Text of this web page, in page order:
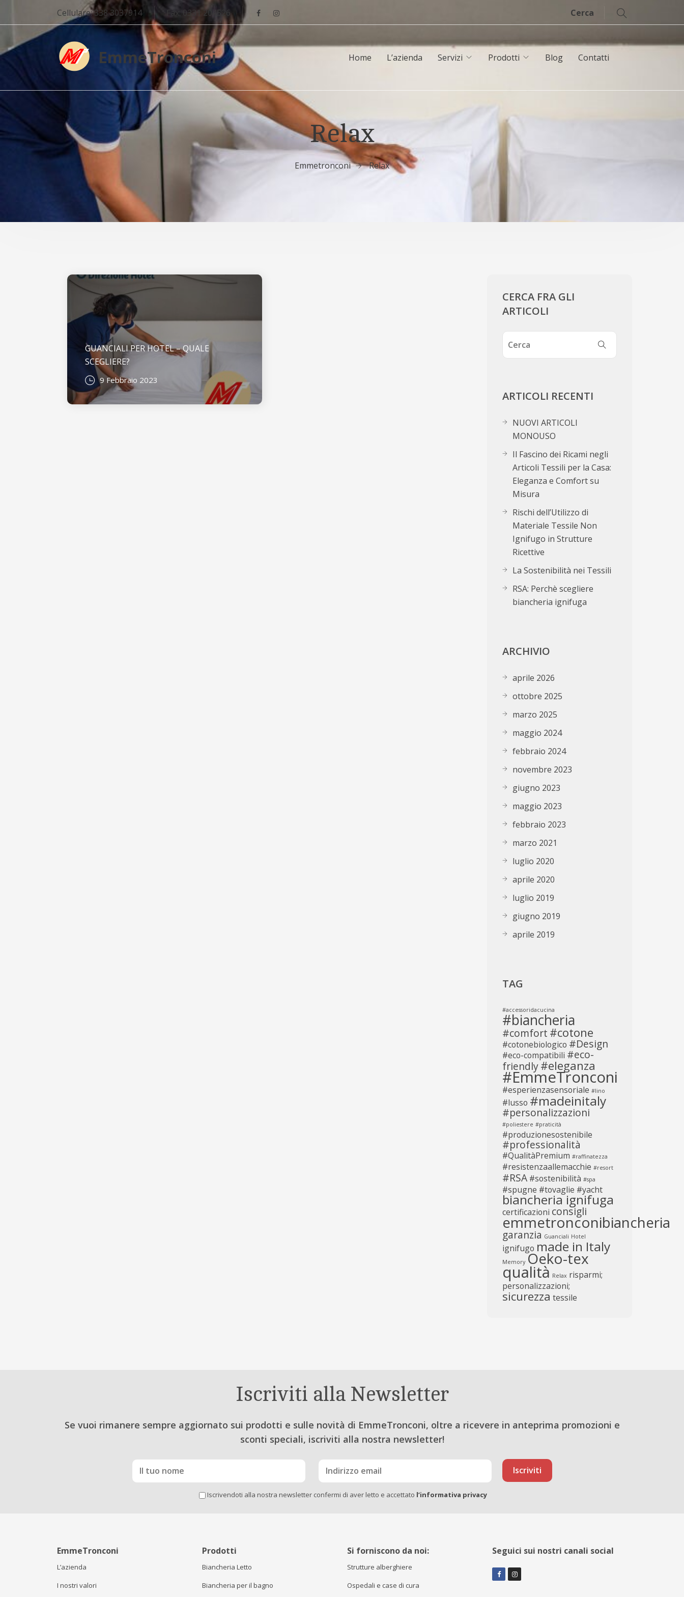
Cellulare: 338 3037914 Fax: 0331 204526 Cerca
EmmeTronconi Home L’azienda Servizi Prodotti Blog Contatti
Relax
Emmetronconi Relax
GUANCIALI PER HOTEL – QUALE
SCEGLIERE?
9 Febbraio 2023
CERCA FRA GLI
ARTICOLI
ARTICOLI RECENTI
NUOVI ARTICOLI
MONOUSO
Il Fascino dei Ricami negli
Articoli Tessili per la Casa:
Eleganza e Comfort su
Misura
Rischi dell’Utilizzo di
Materiale Tessile Non
Ignifugo in Strutture
Ricettive
La Sostenibilità nei Tessili
RSA: Perchè scegliere
biancheria ignifuga
ARCHIVIO
aprile 2026
ottobre 2025
marzo 2025
maggio 2024
febbraio 2024
novembre 2023
giugno 2023
maggio 2023
febbraio 2023
marzo 2021
luglio 2020
aprile 2020
luglio 2019
giugno 2019
aprile 2019
TAG
#accessoridacucina
#biancheria
#comfort #cotone
#cotonebiologico #Design
#eco-compatibili #eco-
friendly#eleganza
#EmmeTronconi
#esperienzasensoriale #lino
#lusso #madeinitaly
#personalizzazioni
#poliestere #praticità
#produzionesostenibile
#professionalità
#QualitàPremium #raffinatezza
#resistenzaallemacchie #resort
#RSA #sostenibilità #spa
#spugne #tovaglie #yacht
biancheria ignifuga
certificazioni consigli
emmetronconibiancheria
garanzia Guanciali Hotel
ignifugo made in Italy
Memory Oeko-tex
qualità Relax risparmi;
personalizzazioni;
sicurezza tessile
Iscriviti alla Newsletter
Se vuoi rimanere sempre aggiornato sui prodotti e sulle novità di EmmeTronconi, oltre a ricevere in anteprima promozioni e
sconti speciali, iscriviti alla nostra newsletter!
Iscrivendoti alla nostra newsletter confermi di aver letto e accettato l’informativa privacy
EmmeTronconi
L’azienda
I nostri valori
Prodotti
Biancheria Letto
Biancheria per il bagno
Si forniscono da noi:
Strutture alberghiere
Ospedali e case di cura
Seguici sui nostri canali social